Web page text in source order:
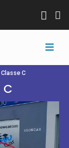
C
C